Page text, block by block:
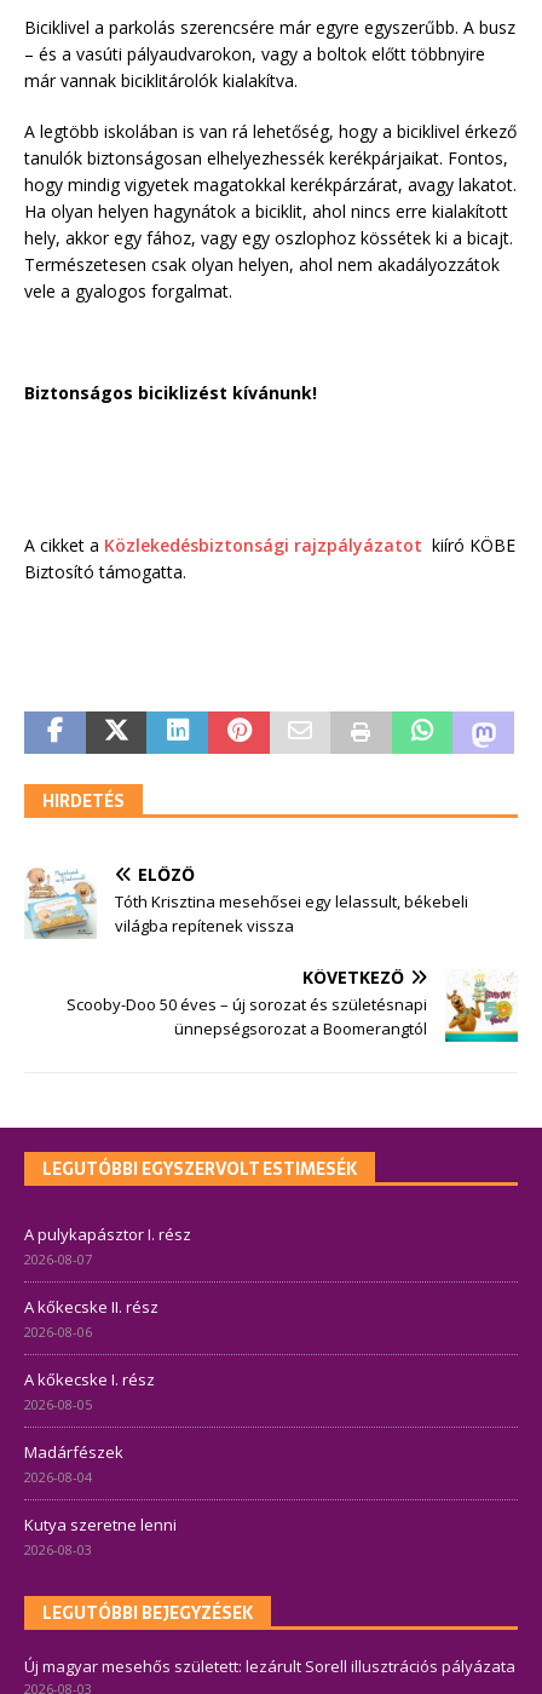
Biciklivel a parkolás szerencsére már egyre egyszerűbb. A busz
– és a vasúti pályaudvarokon, vagy a boltok előtt többnyire
már vannak biciklitárolók kialakítva.
A legtöbb iskolában is van rá lehetőség, hogy a biciklivel érkező
tanulók biztonságosan elhelyezhessék kerékpárjaikat. Fontos,
hogy mindig vigyetek magatokkal kerékpárzárat, avagy lakatot.
Ha olyan helyen hagynátok a biciklit, ahol nincs erre kialakított
hely, akkor egy fához, vagy egy oszlophoz kössétek ki a bicajt.
Természetesen csak olyan helyen, ahol nem akadályozzátok
vele a gyalogos forgalmat.
Biztonságos biciklizést kívánunk!
A cikket a Közlekedésbiztonsági rajzpályázatot kiíró KÖBE
Biztosító támogatta.
HIRDETÉS
ELŐZŐ
Tóth Krisztina mesehősei egy lelassult, békebeli
világba repítenek vissza
KÖVETKEZŐ
Scooby-Doo 50 éves – új sorozat és születésnapi
ünnepségsorozat a Boomerangtól
LEGUTÓBBI EGYSZERVOLT ESTIMESÉK
A pulykapásztor I. rész
2026-08-07
A kőkecske II. rész
2026-08-06
A kőkecske I. rész
2026-08-05
Madárfészek
2026-08-04
Kutya szeretne lenni
2026-08-03
LEGUTÓBBI BEJEGYZÉSEK
Új magyar mesehős született: lezárult Sorell illusztrációs pályázata
2026-08-03